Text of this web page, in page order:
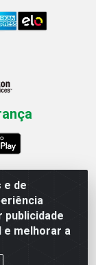
e de
publicidade
e melhorar a
Filho, 291 -
- CNPJ